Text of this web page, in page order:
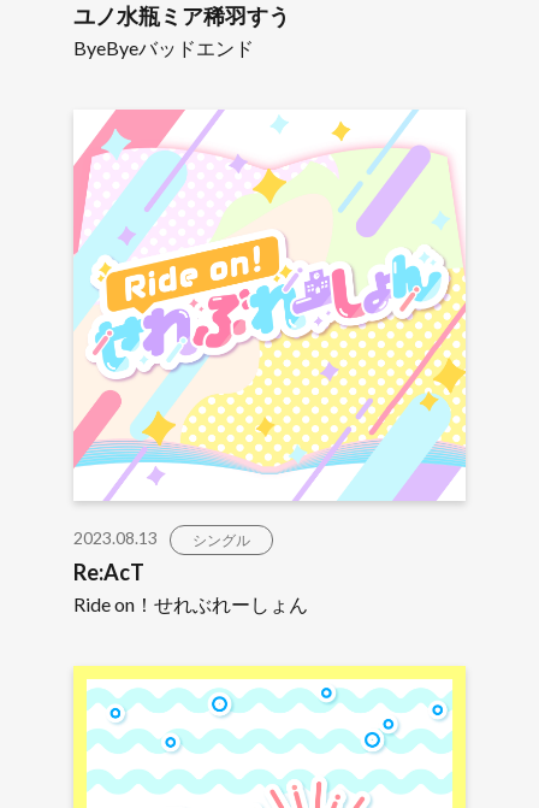
ユノ水瓶ミア稀羽すう
ByeByeバッドエンド
2023.08.13 シングル
Re:AcT
Ride on！せれぶれーしょん